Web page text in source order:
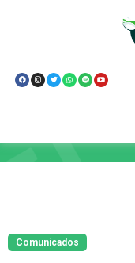
Comunicados